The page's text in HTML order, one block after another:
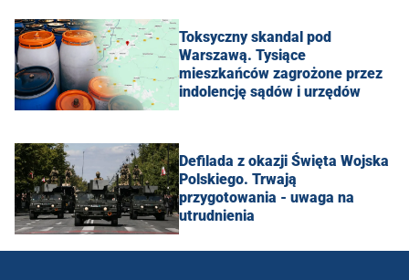
Toksyczny skandal pod
Warszawą. Tysiące
mieszkańców zagrożone przez
indolencję sądów i urzędów
Defilada z okazji Święta Wojska
Polskiego. Trwają
przygotowania - uwaga na
utrudnienia